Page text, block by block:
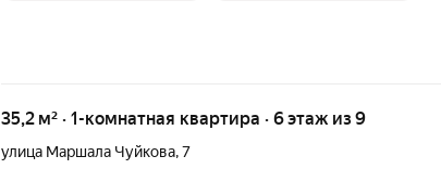
35,2 м² · 1-комнатная квартира · 6 этаж из 9
улица Маршала Чуйкова,7